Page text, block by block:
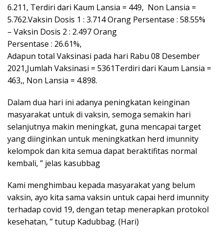
6.211, Terdiri dari Kaum Lansia = 449, Non Lansia =
5.762.Vaksin Dosis 1 : 3.714 Orang Persentase : 58.55%
– Vaksin Dosis 2 : 2.497 Orang
Persentase : 26.61%,
Adapun total Vaksinasi pada hari Rabu 08 Desember
2021,Jumlah Vaksinasi = 5361Terdiri dari Kaum Lansia =
463,, Non Lansia = 4.898.
Dalam dua hari ini adanya peningkatan keinginan
masyarakat untuk di vaksin, semoga semakin hari
selanjutnya makin meningkat, guna mencapai target
yang diinginkan untuk meningkatkan herd imunnity
kelompok dan kita semua dapat beraktifitas normal
kembali, ” jelas kasubbag
Kami menghimbau kepada masyarakat yang belum
vaksin, ayo kita sama vaksin untuk capai herd imunnity
terhadap covid 19, dengan tetap menerapkan protokol
kesehatan, ” tutup Kadubbag. (Hari)